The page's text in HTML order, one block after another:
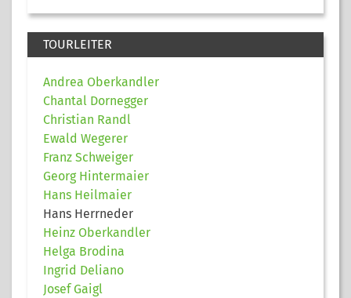
TOURLEITER
Andrea Oberkandler
Chantal Dornegger
Christian Randl
Ewald Wegerer
Franz Schweiger
Georg Hintermaier
Hans Heilmaier
Hans Herrneder
Heinz Oberkandler
Helga Brodina
Ingrid Deliano
Josef Gaigl